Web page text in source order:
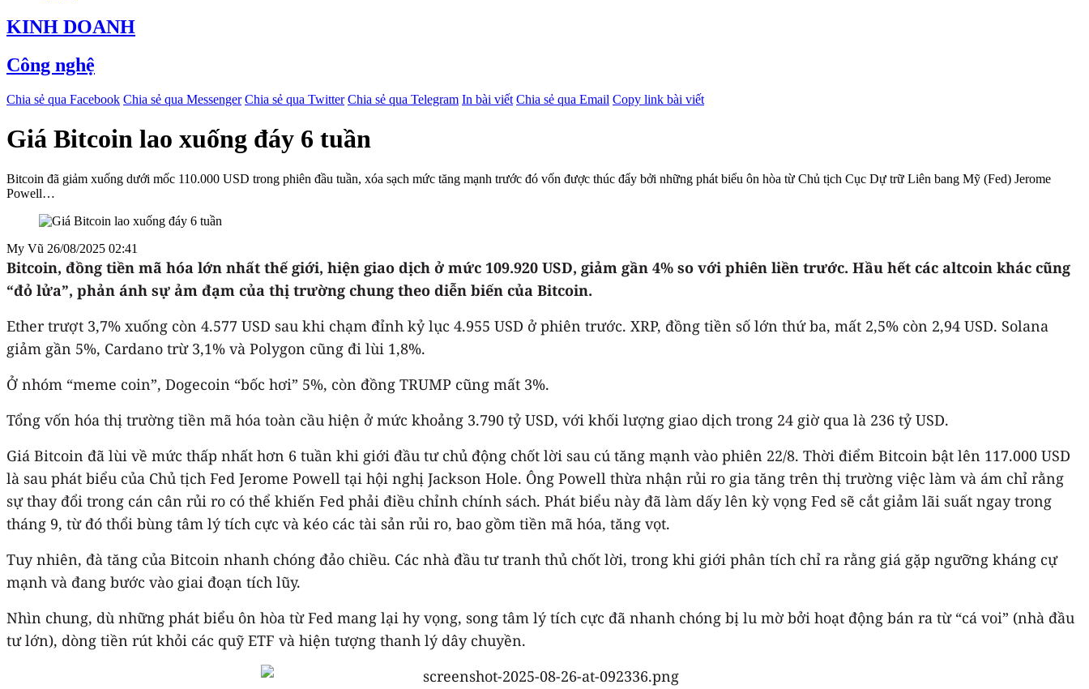
KINH DOANH
Công nghệ
Chia sẻ qua Facebook Chia sẻ qua Messenger Chia sẻ qua Twitter Chia sẻ qua Telegram In bài viết Chia sẻ qua Email Copy link bài viết
Giá Bitcoin lao xuống đáy 6 tuần
Bitcoin đã giảm xuống dưới mốc 110.000 USD trong phiên đầu tuần, xóa sạch mức tăng mạnh trước đó vốn được thúc đẩy bởi những phát biểu ôn hòa từ Chủ tịch Cục Dự trữ Liên bang Mỹ (Fed) Jerome
Powell…
My Vũ 26/08/2025 02:41
Bitcoin, đồng tiền mã hóa lớn nhất thế giới, hiện giao dịch ở mức 109.920 USD, giảm gần 4% so với phiên liền trước. Hầu hết các altcoin khác cũng
“đỏ lửa”, phản ánh sự ảm đạm của thị trường chung theo diễn biến của Bitcoin.
Ether trượt 3,7% xuống còn 4.577 USD sau khi chạm đỉnh kỷ lục 4.955 USD ở phiên trước. XRP, đồng tiền số lớn thứ ba, mất 2,5% còn 2,94 USD. Solana
giảm gần 5%, Cardano trừ 3,1% và Polygon cũng đi lùi 1,8%.
Ở nhóm “meme coin”, Dogecoin “bốc hơi” 5%, còn đồng TRUMP cũng mất 3%.
Tổng vốn hóa thị trường tiền mã hóa toàn cầu hiện ở mức khoảng 3.790 tỷ USD, với khối lượng giao dịch trong 24 giờ qua là 236 tỷ USD.
Giá Bitcoin đã lùi về mức thấp nhất hơn 6 tuần khi giới đầu tư chủ động chốt lời sau cú tăng mạnh vào phiên 22/8. Thời điểm Bitcoin bật lên 117.000 USD
là sau phát biểu của Chủ tịch Fed Jerome Powell tại hội nghị Jackson Hole. Ông Powell thừa nhận rủi ro gia tăng trên thị trường việc làm và ám chỉ rằng
sự thay đổi trong cán cân rủi ro có thể khiến Fed phải điều chỉnh chính sách. Phát biểu này đã làm dấy lên kỳ vọng Fed sẽ cắt giảm lãi suất ngay trong
tháng 9, từ đó thổi bùng tâm lý tích cực và kéo các tài sản rủi ro, bao gồm tiền mã hóa, tăng vọt.
Tuy nhiên, đà tăng của Bitcoin nhanh chóng đảo chiều. Các nhà đầu tư tranh thủ chốt lời, trong khi giới phân tích chỉ ra rằng giá gặp ngưỡng kháng cự
mạnh và đang bước vào giai đoạn tích lũy.
Nhìn chung, dù những phát biểu ôn hòa từ Fed mang lại hy vọng, song tâm lý tích cực đã nhanh chóng bị lu mờ bởi hoạt động bán ra từ “cá voi” (nhà đầu
tư lớn), dòng tiền rút khỏi các quỹ ETF và hiện tượng thanh lý dây chuyền.